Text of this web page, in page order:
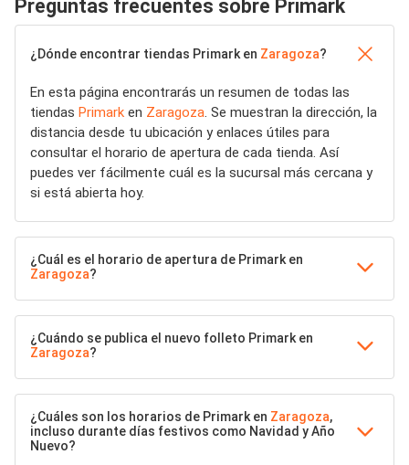
Preguntas frecuentes sobre Primark
¿Dónde encontrar tiendas Primark en Zaragoza?
En esta página encontrarás un resumen de todas las
tiendas Primark en Zaragoza. Se muestran la dirección, la
distancia desde tu ubicación y enlaces útiles para
consultar el horario de apertura de cada tienda. Así
puedes ver fácilmente cuál es la sucursal más cercana y
si está abierta hoy.
¿Cuál es el horario de apertura de Primark en
Zaragoza?
¿Cuándo se publica el nuevo folleto Primark en
Zaragoza?
¿Cuáles son los horarios de Primark en Zaragoza,
incluso durante días festivos como Navidad y Año
Nuevo?